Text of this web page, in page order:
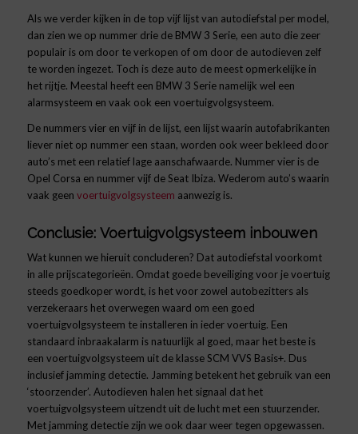
Als we verder kijken in de top vijf lijst van autodiefstal per model,
dan zien we op nummer drie de BMW 3 Serie, een auto die zeer
populair is om door te verkopen of om door de autodieven zelf
te worden ingezet. Toch is deze auto de meest opmerkelijke in
het rijtje. Meestal heeft een BMW 3 Serie namelijk wel een
alarmsysteem en vaak ook een voertuigvolgsysteem.
De nummers vier en vijf in de lijst, een lijst waarin autofabrikanten
liever niet op nummer een staan, worden ook weer bekleed door
auto’s met een relatief lage aanschafwaarde. Nummer vier is de
Opel Corsa en nummer vijf de Seat Ibiza. Wederom auto’s waarin
vaak geen voertuigvolgsysteem aanwezig is.
Conclusie: Voertuigvolgsysteem inbouwen
Wat kunnen we hieruit concluderen? Dat autodiefstal voorkomt
in alle prijscategorieën. Omdat goede beveiliging voor je voertuig
steeds goedkoper wordt, is het voor zowel autobezitters als
verzekeraars het overwegen waard om een goed
voertuigvolgsysteem te installeren in ieder voertuig. Een
standaard inbraakalarm is natuurlijk al goed, maar het beste is
een voertuigvolgsysteem uit de klasse SCM VVS Basis+. Dus
inclusief jamming detectie. Jamming betekent het gebruik van een
‘stoorzender’. Autodieven halen het signaal dat het
voertuigvolgsysteem uitzendt uit de lucht met een stuurzender.
Met jamming detectie zijn we ook daar weer tegen opgewassen.